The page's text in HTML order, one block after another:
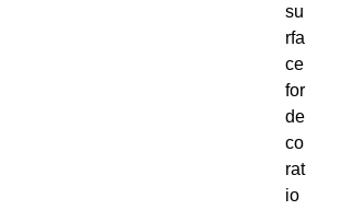
su
rfa
ce
for
de
co
rat
io